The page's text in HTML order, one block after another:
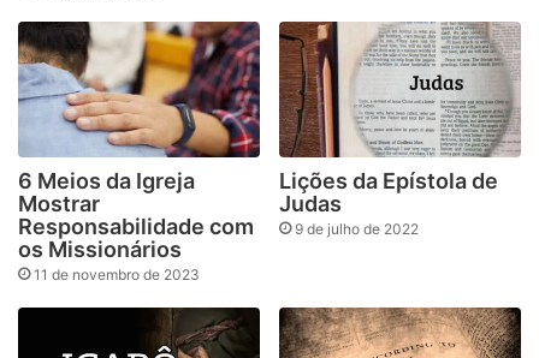
6 Meios da Igreja
Mostrar
Responsabilidade com
os Missionários
11 de novembro de 2023
Lições da Epístola de
Judas
9 de julho de 2022